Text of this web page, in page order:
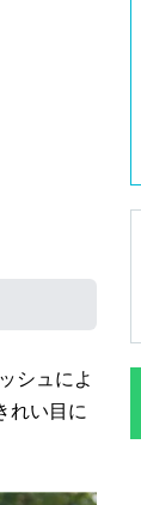
シュによ
れい目に